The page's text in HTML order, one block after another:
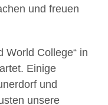
und freuen
World College“ in
Einige
und
unsere